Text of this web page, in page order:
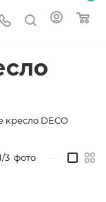
кресло DECO
3 фото